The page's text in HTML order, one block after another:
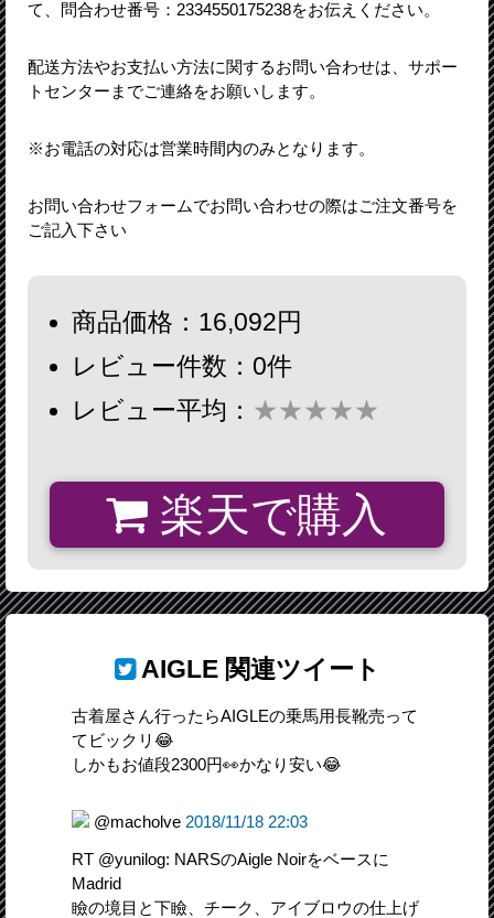
て、問合わせ番号：2334550175238をお伝えください。
配送方法やお支払い方法に関するお問い合わせは、サポー
トセンターまでご連絡をお願いします。
※お電話の対応は営業時間内のみとなります。
お問い合わせフォームでお問い合わせの際はご注文番号を
ご記入下さい
商品価格：16,092円
レビュー件数：0件
レビュー平均： ★★★★★
楽天で購入
AIGLE関連ツイート
古着屋さん行ったらAIGLEの乗馬用長靴売って
てビックリ😂
しかもお値段2300円👀かなり安い😂
@macholve 2018/11/18 22:03
RT @yunilog: NARSのAigle Noirをベースに
Madrid
瞼の境目と下瞼、チーク、アイブロウの仕上げ